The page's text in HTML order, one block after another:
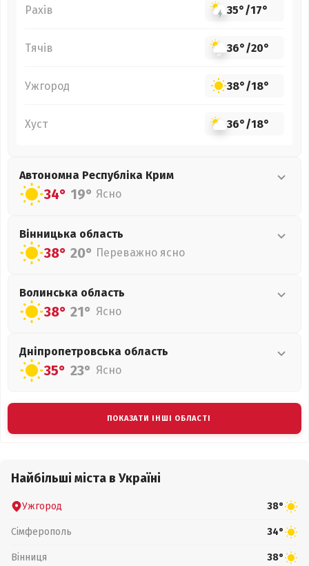
Рахів 35°/17°
Тячів 36°/20°
Ужгород 38°/18°
Хуст 36°/18°
Автономна Республіка Крим
34° 19° Ясно
Вінницька область
38° 20° Переважно ясно
Волинська область
38° 21° Ясно
Дніпропетровська область
35° 23° Ясно
ПОКАЗАТИ ІНШІ ОБЛАСТІ
Найбільші міста в Україні
Ужгород 38°
Сімферополь 34°
Вінниця 38°